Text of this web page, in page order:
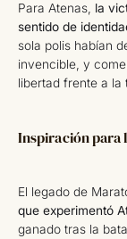
Para Atenas, la
sentido de
sola polis habían
invencible, y
libertad frente a la
Inspiración para
El legado de
que experimentó
ganado tras la